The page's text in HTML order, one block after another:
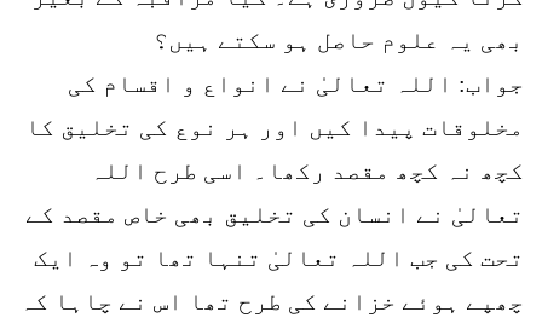
بھی یہ علوم حاصل ہو سکتے ہیں؟
جواب: اللہ تعالیٰ نے انواع و اقسام کی
مخلوقات پیدا کیں اور ہر نوع کی تخلیق کا
کچھ نہ کچھ مقصد رکھا۔ اسی طرح اللہ
تعالیٰ نے انسان کی تخلیق بھی خاص مقصد کے
تحت کی جب اللہ تعالیٰ تنہا تھا تو وہ ایک
چھپے ہوئے خزانے کی طرح تھا اس نے چاہا کہ